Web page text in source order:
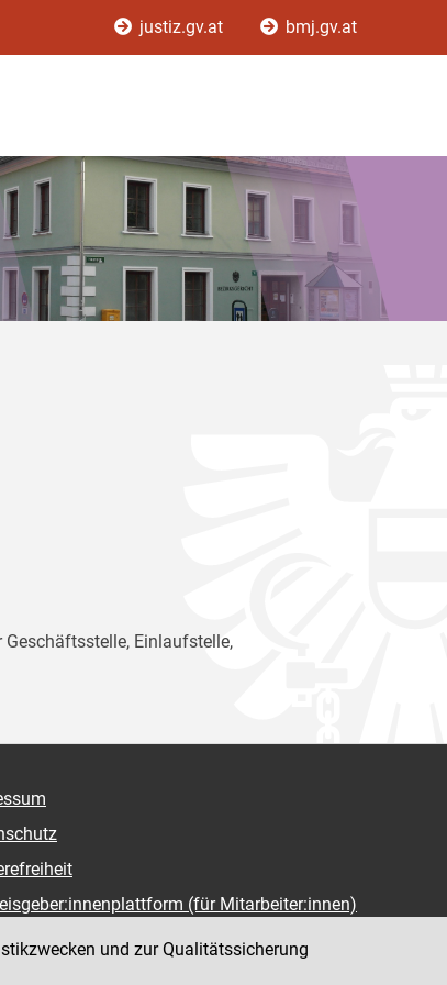
justiz.gv.at bmj.gv.at
Geschäftsstelle, Einlaufstelle,
(für Mitarbeiter:innen)
und zur Qualitätssicherung